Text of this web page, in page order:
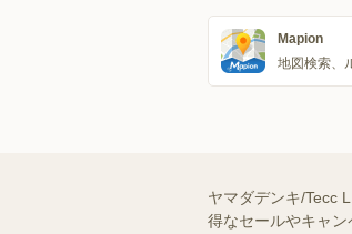
Mapion
地図検索、
ヤマダデンキ/Tecc
得なセールやキャ